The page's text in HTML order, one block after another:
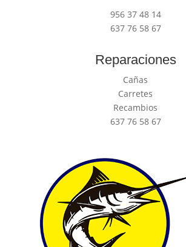
956 37 48 14
637 76 58 67
Reparaciones
Cañas
Carretes
Recambios
637 76 58 67